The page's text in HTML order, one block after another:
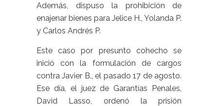
Además, dispuso la prohibición de
enajenar bienes para Jelice H., Yolanda P.
y Carlos Andrés P.
Este caso por presunto cohecho se
inició con la formulación de cargos
contra Javier B., el pasado 17 de agosto.
Ese día, el juez de Garantías Penales,
David Lasso, ordenó la prisión